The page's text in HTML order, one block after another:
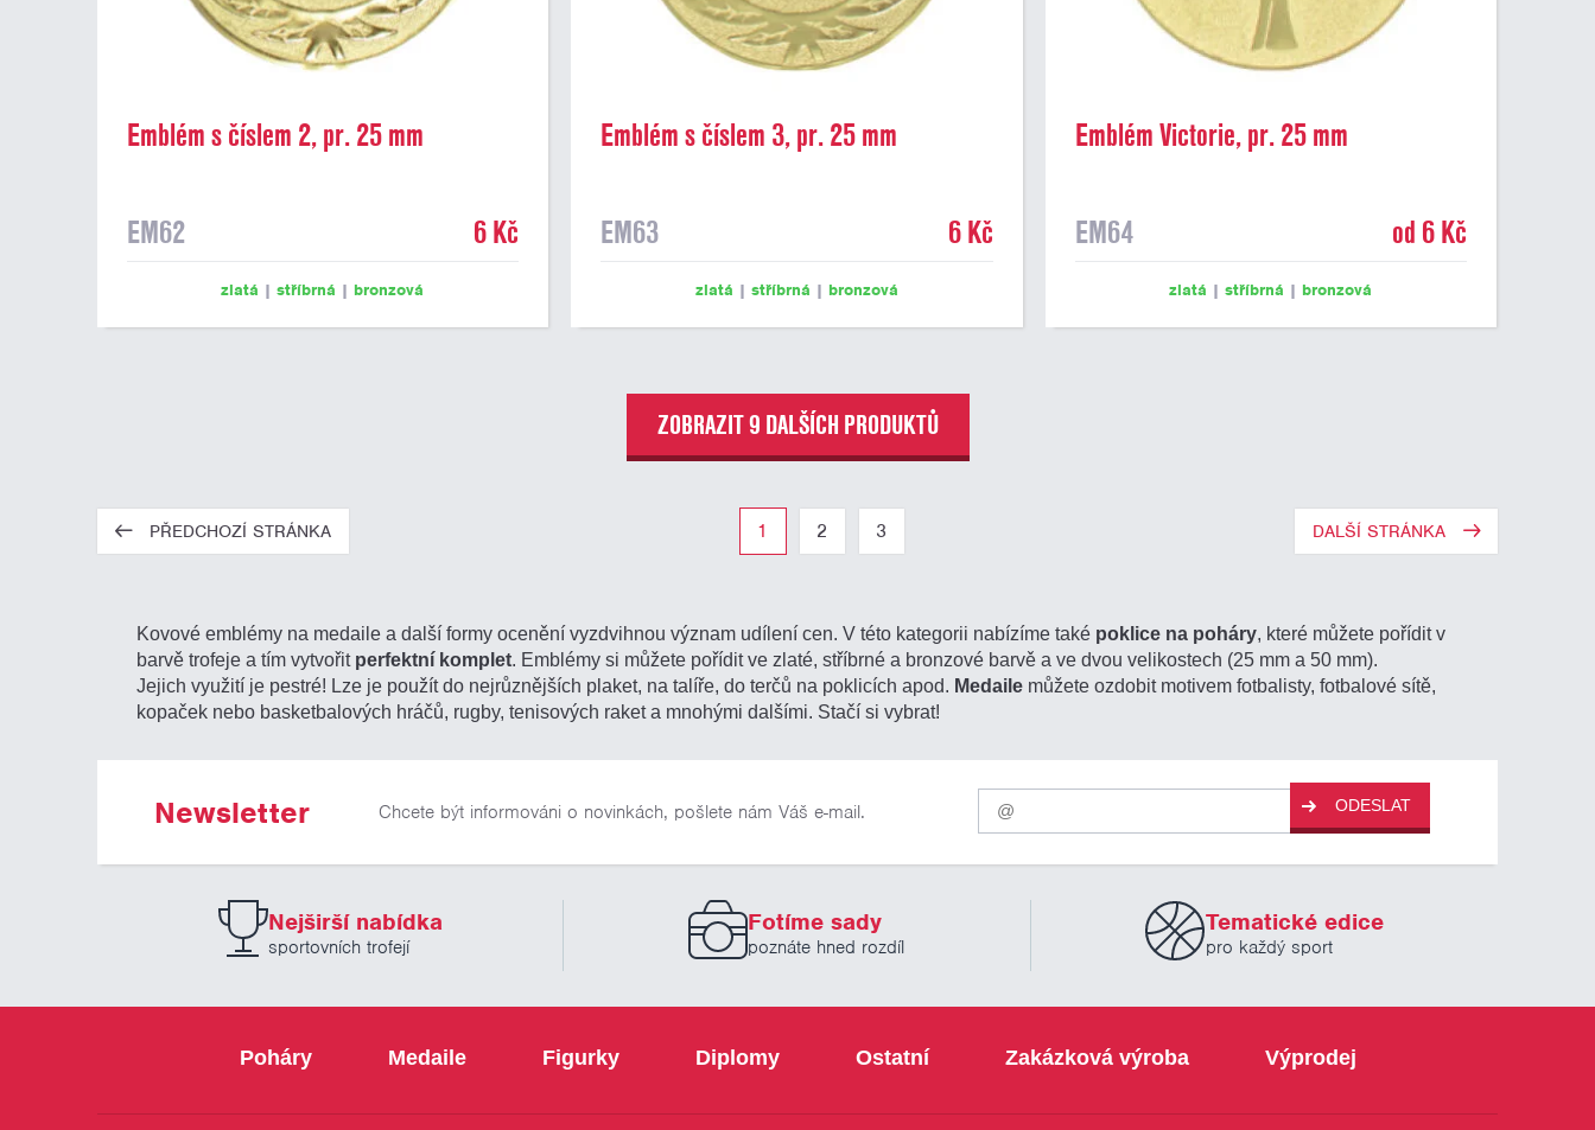
Emblém s číslem 2, pr. 25 mm
EM62 6 Kč
zlatá |stříbrná | bronzová
Emblém s číslem 3, pr. 25 mm
EM63 6 Kč
zlatá | stříbrná | bronzová
Emblém Victorie, pr. 25 mm
EM64 od 6 Kč
zlatá |stříbrná | bronzová
ZOBRAZIT 9 DALŠÍCH PRODUKTŮ
PŘEDCHOZÍ STRÁNKA 1 2 3 DALŠÍ STRÁNKA
Kovové emblémy na medaile a další formy ocenění vyzdvihnou význam udílení cen. V této kategorii nabízíme také poklice na poháry, které můžete pořídit v
barvě trofeje a tím vytvořit perfektní komplet. Emblémy si můžete pořídit ve zlaté, stříbrné a bronzové barvě a ve dvou velikostech (25 mm a 50 mm).
Jejich využití je pestré! Lze je použít do nejrůznějších plaket, na talíře, do terčů na poklicích apod. Medaile můžete ozdobit motivem fotbalisty, fotbalové sítě,
kopaček nebo basketbalových hráčů, rugby, tenisových raket a mnohými dalšími. Stačí si vybrat!
Newsletter Chcete být informováni o novinkách, pošlete nám Váš e-mail.
Pro
odběr
našich
novinek
ODESLAT
Nejširší nabídka
sportovních trofejí
Fotíme sady
poznáte hned rozdíl
Tematické edice
pro každý sport
Poháry Medaile Figurky Diplomy Ostatní Zakázková výroba Výprodej